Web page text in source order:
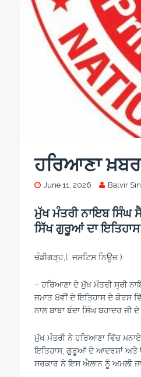
ਹਰਿਆਣਾ
June 11, 2026 Balvir
ਮੁੱਖ ਮੰਤਰੀ ਨਾਇਬ ਸਿੰਘ
ਸਿੱਖ ਗੁਰੂਆਂ ਦਾ ਇਤਿਹਾਸ
ਚੰਡੀਗੜ੍ਹ,( ਜਸਟਿਸ ਨਿਊਜ਼ )
– ਹਰਿਆਣਾ ਦੇ ਮੁੱਖ ਮੰਤਰੀ ਸ੍ਰੀ
ਜਮਾਤ 8ਵੀਂ ਦੇ ਇਤਿਹਾਸ ਦੇ ਕੋਰਸ
ਨਾਲ ਬਾਬਾ ਬੰਦਾ ਸਿੰਘ ਬਹਾਦਰ
ਮੁੱਖ ਮੰਤਰੀ ਨੇ ਹਰਿਆਣਾ ਵਿੱਚ
ਇਤਿਹਾਸ, ਗੁਰੂਆਂ ਦੇ ਆਦਰਸ਼ਾਂ ਅਤੇ
ਸਰਕਾਰ ਨੇ ਇਸ ਐਲਾਨ ਨੂੰ ਅਮਲੀ